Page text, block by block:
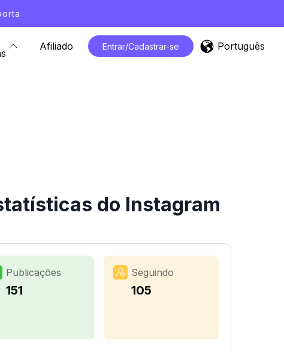
Afiliado Entrar/Cadastrar-se Português
do Instagram
Publicações
151
Seguindo
105